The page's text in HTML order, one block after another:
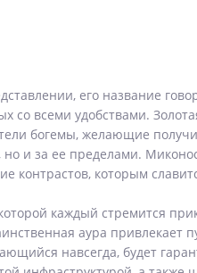
его название
со всеми удобствами.
богемы, желающие
и за ее пределами.
контрастов, которым
каждый стремится
аура
навсегда, будет